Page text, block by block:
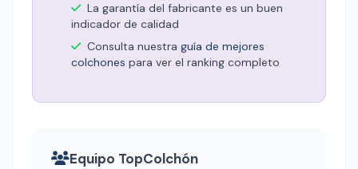
La garantía del fabricante es un buen
indicador de calidad
Consulta nuestra guía de mejores
colchones para ver el ranking completo
Equipo TopColchón